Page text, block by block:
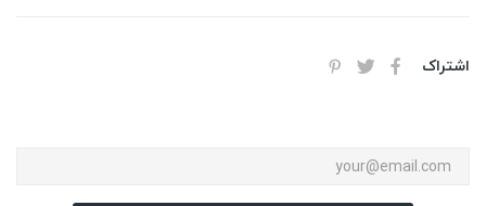
اشتراک